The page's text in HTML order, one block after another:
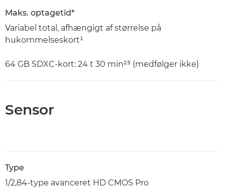
Maks. optagetid*
Variabel total, afhængigt af størrelse på
hukommelseskort¹
64 GB SDXC-kort: 24 t 30 min²³ (medfølger ikke)
Sensor
Type
1/2,84-type avanceret HD CMOS Pro